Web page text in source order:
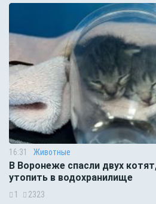
16:31 Животные
В Воронеже спасли двух
утопить в водохранилище
1 2323